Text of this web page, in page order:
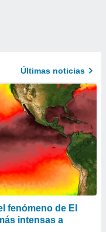
Últimas noticias
fenómeno de El
intensas a